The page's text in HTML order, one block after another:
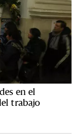
en el
trabajo